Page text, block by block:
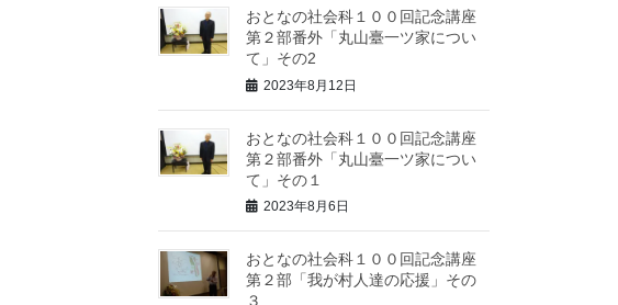
おとなの社会科１００回記念講座
第２部番外「丸山臺一ツ家につい
て」その2
2023年8月12日
おとなの社会科１００回記念講座
第２部番外「丸山臺一ツ家につい
て」その１
2023年8月6日
おとなの社会科１００回記念講座
第２部「我が村人達の応援」その
３